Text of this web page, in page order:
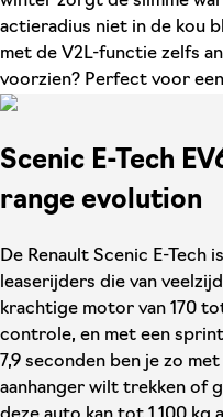
actieradius niet in de kou
met de V2L-functie zelfs
voorzien? Perfect voor
Scenic E-Tech
range evolution
De Renault Scenic E-Tech
leaserijders die van
krachtige motor van 170
controle, en met een
7,9 seconden ben je zo
aanhanger wilt trekken of